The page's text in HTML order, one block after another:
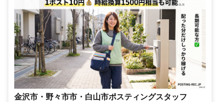
金沢市・野々市市・白山市ポスティングスタッフ